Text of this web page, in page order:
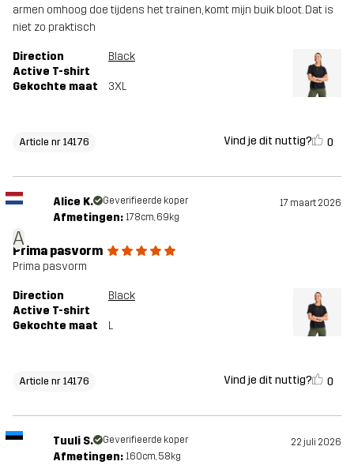
armen omhoog doe tijdens het trainen, komt mijn buik bloot. Dat is
niet zo praktisch
Direction
Active T-shirt
Black
Gekochte maat 3XL
Article nr 14176 Vind je dit nuttig? 0
A
Alice K. Geverifieerde koper 17 maart 2026
Afmetingen: 178cm, 69kg
Prima pasvorm
Prima pasvorm
Direction
Active T-shirt
Black
Gekochte maat L
Article nr 14176 Vind je dit nuttig? 0
Tuuli S. Geverifieerde koper 22 juli 2026
Afmetingen: 160cm, 58kg